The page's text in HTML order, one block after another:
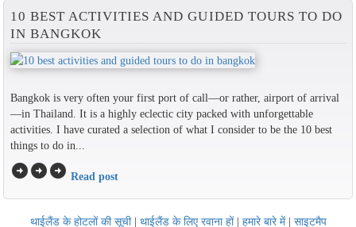
10 BEST ACTIVITIES AND GUIDED TOURS TO DO
IN BANGKOK
Bangkok is very often your first port of call—or rather, airport of arrival
—in Thailand. It is a highly eclectic city packed with unforgettable
activities. I have curated a selection of what I consider to be the 10 best
things to do in...
arrow_circle_rightarrow_circle_rightarrow_circle_right Read post
थाईलैंड के होटलों की सूची| थाईलैंड के लिए रवाना हों| हमारे बारे में| साइटमैप